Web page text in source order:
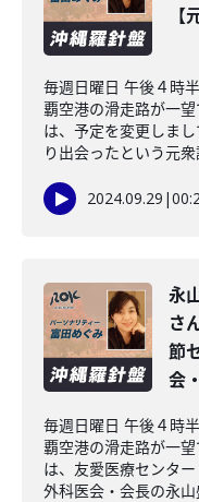
毎週日曜日 午後４時
覇空港の滑走路が一
は、予定を変更しま
り出会ったという元
2024.09.29 |
永
さ
節
会
毎週日曜日 午後４時
覇空港の滑走路が一
は、友愛医療センタ
外科医会・会長の永